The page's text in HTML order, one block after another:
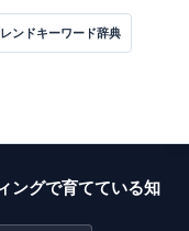
ンドキーワード辞典
グで育てている知